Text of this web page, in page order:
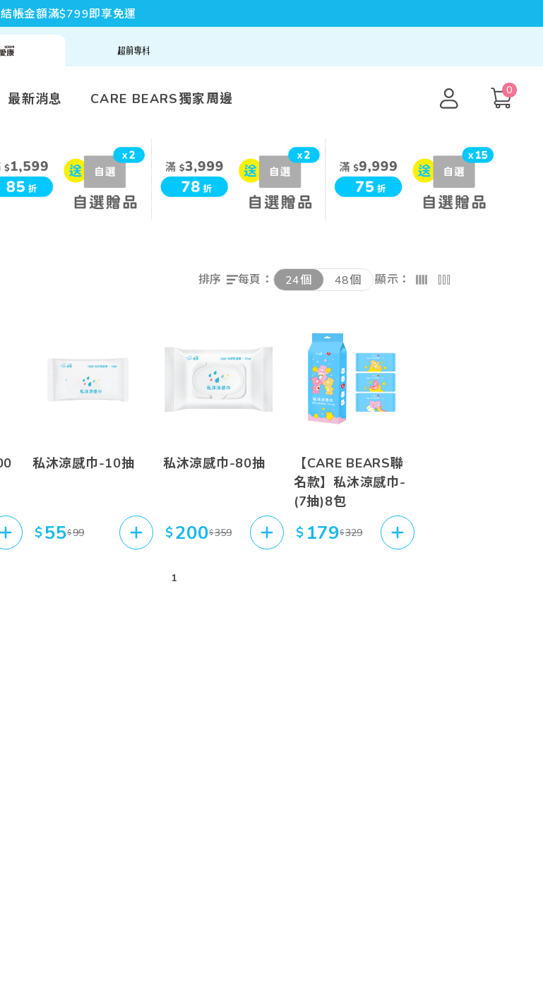
結帳金額滿$799即享免運
最新消息 CARE BEARS獨家周邊 0
排序
依上架新至舊
依上架舊至新
依熱門低至高
每頁： 24個 48個 顯示：
私沐涼感巾
$55$99
私沐涼感巾
$200$359
【CARE BEARS聯
名款】私沐涼感巾
$ 179$329
1